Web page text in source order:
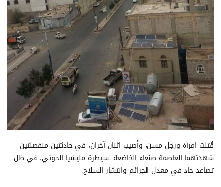
قُتلت امرأة ورجل مسن، وأُصيب اثنان آخران، في حادثتين منفصلتين
شهدتهما العاصمة صنعاء الخاضعة لسيطرة مليشيا الحوثي، في ظل
تصاعد حاد في معدل الجرائم وانتشار السلاح.